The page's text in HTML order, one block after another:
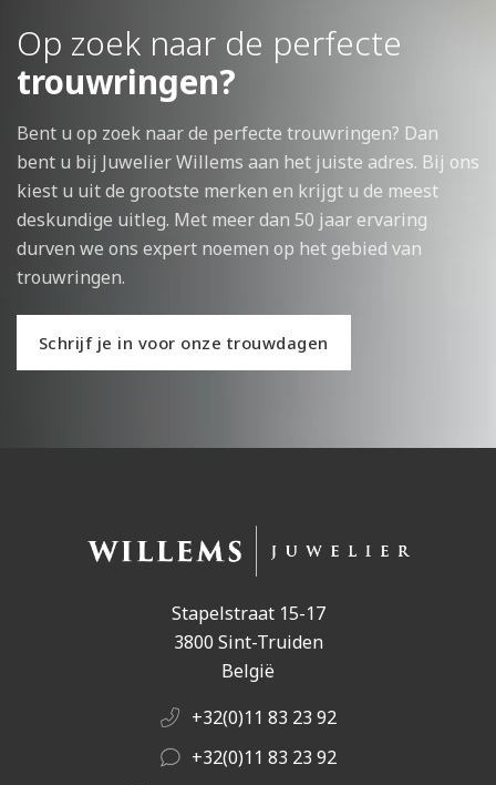
Op zoek naar de perfecte
trouwringen?
Bent u op zoek naar de perfecte trouwringen? Dan
bent u bij Juwelier Willems aan het juiste adres. Bij ons
kiest u uit de grootste merken en krijgt u de meest
deskundige uitleg. Met meer dan 50 jaar ervaring
durven we ons expert noemen op het gebied van
trouwringen.
Schrijf je in voor onze trouwdagen
Stapelstraat 15-17
3800 Sint-Truiden
België
+32(0)11 83 23 92
+32(0)11 83 23 92